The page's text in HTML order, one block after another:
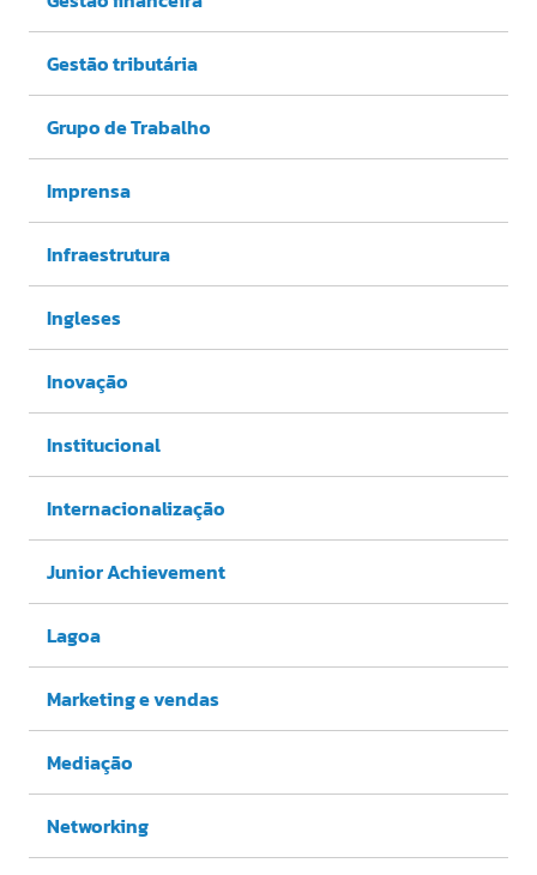
Gestão tributária
Grupo de Trabalho
Imprensa
Infraestrutura
Ingleses
Inovação
Institucional
Internacionalização
Junior Achievement
Lagoa
Marketing e vendas
Mediação
Networking